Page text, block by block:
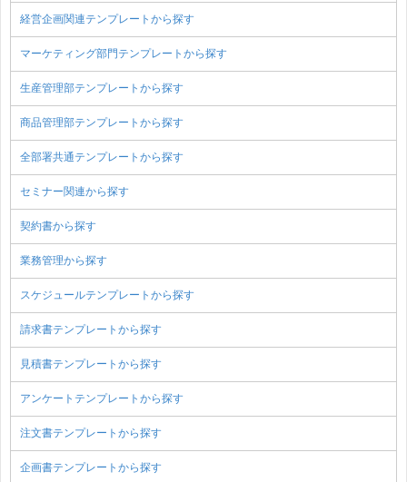
経営企画関連テンプレートから探す
マーケティング部門テンプレートから探す
生産管理部テンプレートから探す
商品管理部テンプレートから探す
全部署共通テンプレートから探す
セミナー関連から探す
契約書から探す
業務管理から探す
スケジュールテンプレートから探す
請求書テンプレートから探す
見積書テンプレートから探す
アンケートテンプレートから探す
注文書テンプレートから探す
企画書テンプレートから探す